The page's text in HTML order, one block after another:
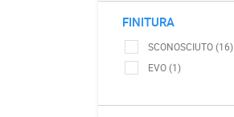
FINITURA
SCONOSCIUTO (16)
EVO (1)